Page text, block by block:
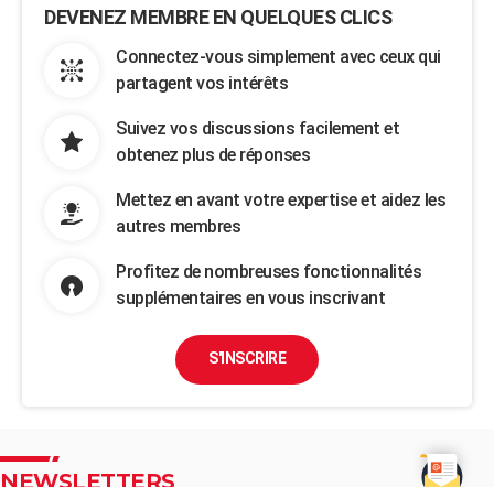
DEVENEZ MEMBRE EN QUELQUES CLICS
Connectez-vous simplement avec ceux qui
partagent vos intérêts
Suivez vos discussions facilement et
obtenez plus de réponses
Mettez en avant votre expertise et aidez les
autres membres
Profitez de nombreuses fonctionnalités
supplémentaires en vous inscrivant
S'INSCRIRE
NEWSLETTERS